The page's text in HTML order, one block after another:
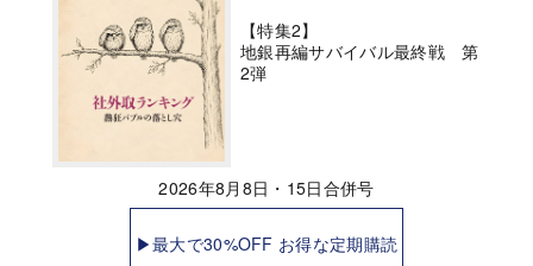
【特集2】
地銀再編サバイバル最終戦 第
2弾
2026年8月8日・15日合併号
▶最大で30%OFF お得な定期購読